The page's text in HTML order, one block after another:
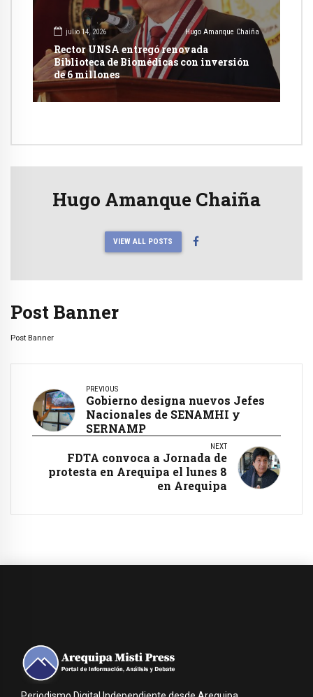
julio 14, 2026 Hugo Amanque Chaiña
Rector UNSA entregó renovada
Biblioteca de Biomédicas con inversión
de 6 millones
Hugo Amanque Chaiña
VIEW ALL POSTS
Post Banner
Post Banner
PREVIOUS
Gobierno designa nuevos Jefes
Nacionales de SENAMHI y
SERNAMP
NEXT
FDTA convoca a Jornada de
protesta en Arequipa el lunes 8
en Arequipa